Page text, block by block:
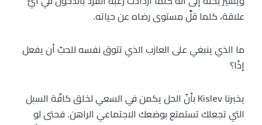
علاقة، كلما قلَّ مستوى رضاه عن حياته.
ما الذي ينبغي على العازب الذي تتوق نفسه للحبّ أن يفعل
إذًا؟
يخبرنا Kislev بأنّ الحل يكمن في السعي لخلق كافّة السبل
التي تجعلك تستمتع بوضعك الاجتماعي الراهن. فحتى لو